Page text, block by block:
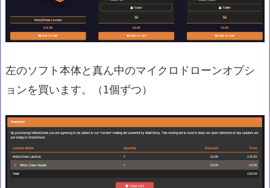
左のソフト本体と真ん中のマイクロドローンオプシ
ョンを買います。（1個ずつ）